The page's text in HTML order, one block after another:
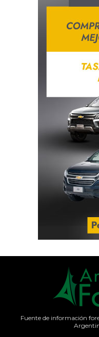
Fuente de información